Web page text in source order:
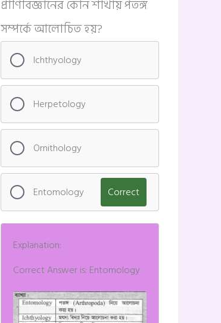
প্রাণিবিজ্ঞানের কোন শাখায় পতঙ্গ
সম্পর্কে আলোচিত হয়?
Ichthyology
Herpetology
Ornithology
Entomology Correct
Explanation:
Correct Answer is: Entomology